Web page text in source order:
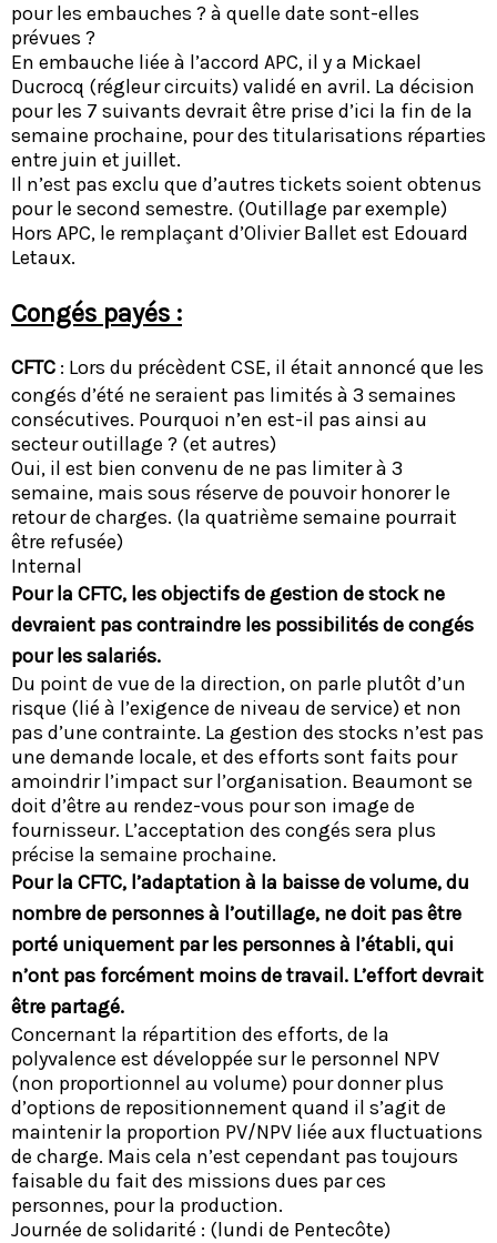
pour les embauches ? à quelle date sont-elles
prévues ?
En embauche liée à l’accord APC, il y a Mickael
Ducrocq (régleur circuits) validé en avril. La décision
pour les 7 suivants devrait être prise d’ici la fin de la
semaine prochaine, pour des titularisations réparties
entre juin et juillet.
Il n’est pas exclu que d’autres tickets soient obtenus
pour le second semestre. (Outillage par exemple)
Hors APC, le remplaçant d’Olivier Ballet est Edouard
Letaux.
Congés payés :
CFTC : Lors du précèdent CSE, il était annoncé que les
congés d’été ne seraient pas limités à 3 semaines
consécutives. Pourquoi n’en est-il pas ainsi au
secteur outillage ? (et autres)
Oui, il est bien convenu de ne pas limiter à 3
semaine, mais sous réserve de pouvoir honorer le
retour de charges. (la quatrième semaine pourrait
être refusée)
Internal
Pour la CFTC, les objectifs de gestion de stock ne
devraient pas contraindre les possibilités de congés
pour les salariés.
Du point de vue de la direction, on parle plutôt d’un
risque (lié à l’exigence de niveau de service) et non
pas d’une contrainte. La gestion des stocks n’est pas
une demande locale, et des efforts sont faits pour
amoindrir l’impact sur l’organisation. Beaumont se
doit d’être au rendez-vous pour son image de
fournisseur. L’acceptation des congés sera plus
précise la semaine prochaine.
Pour la CFTC, l’adaptation à la baisse de volume, du
nombre de personnes à l’outillage, ne doit pas être
porté uniquement par les personnes à l’établi, qui
n’ont pas forcément moins de travail. L’effort devrait
être partagé.
Concernant la répartition des efforts, de la
polyvalence est développée sur le personnel NPV
(non proportionnel au volume) pour donner plus
d’options de repositionnement quand il s’agit de
maintenir la proportion PV/NPV liée aux fluctuations
de charge. Mais cela n’est cependant pas toujours
faisable du fait des missions dues par ces
personnes, pour la production.
Journée de solidarité : (lundi de Pentecôte)